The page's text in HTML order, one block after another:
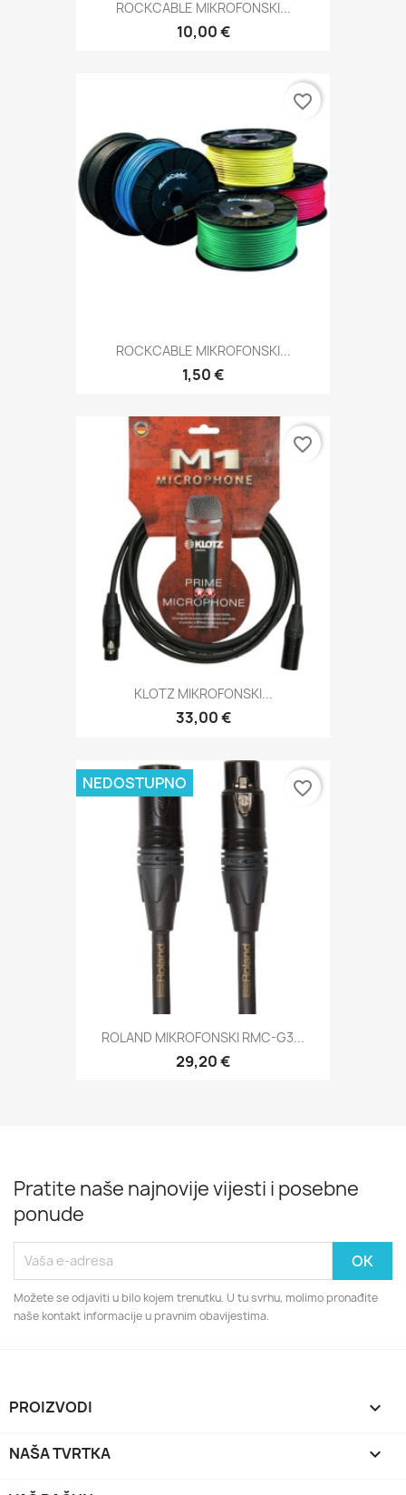
ROCKCABLE MIKROFONSKI...
10,00 €
ROCKCABLE MIKROFONSKI...
1,50 €
favorite_border
KLOTZ MIKROFONSKI...
33,00 €
favorite_border
ROLAND MIKROFONSKI RMC-G3...
29,20 €
NEDOSTUPNO favorite_border
Pratite naše najnovije vijesti i posebne
ponude
Možete se odjaviti u bilo kojem trenutku. U tu svrhu, molimo pronađite
naše kontakt informacije u pravnim obavijestima.
PROIZVODI 
NAŠA TVRTKA 